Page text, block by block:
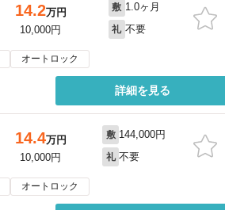
14.2万円
10,000円
敷 1.0ヶ月
礼 不要
オートロック
詳細を見る
14.4万円
10,000円
敷 144,000円
礼 不要
オートロック